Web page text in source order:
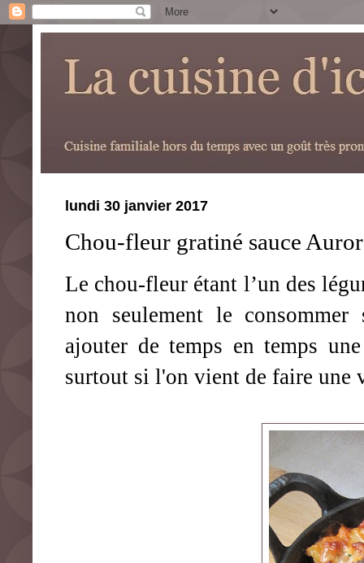
lundi 30 janvier 2017
Chou-fleur gratiné sauce
Le chou-fleur étant l’un des
non seulement le
ajouter de temps en temps
surtout si l'on vient de faire une